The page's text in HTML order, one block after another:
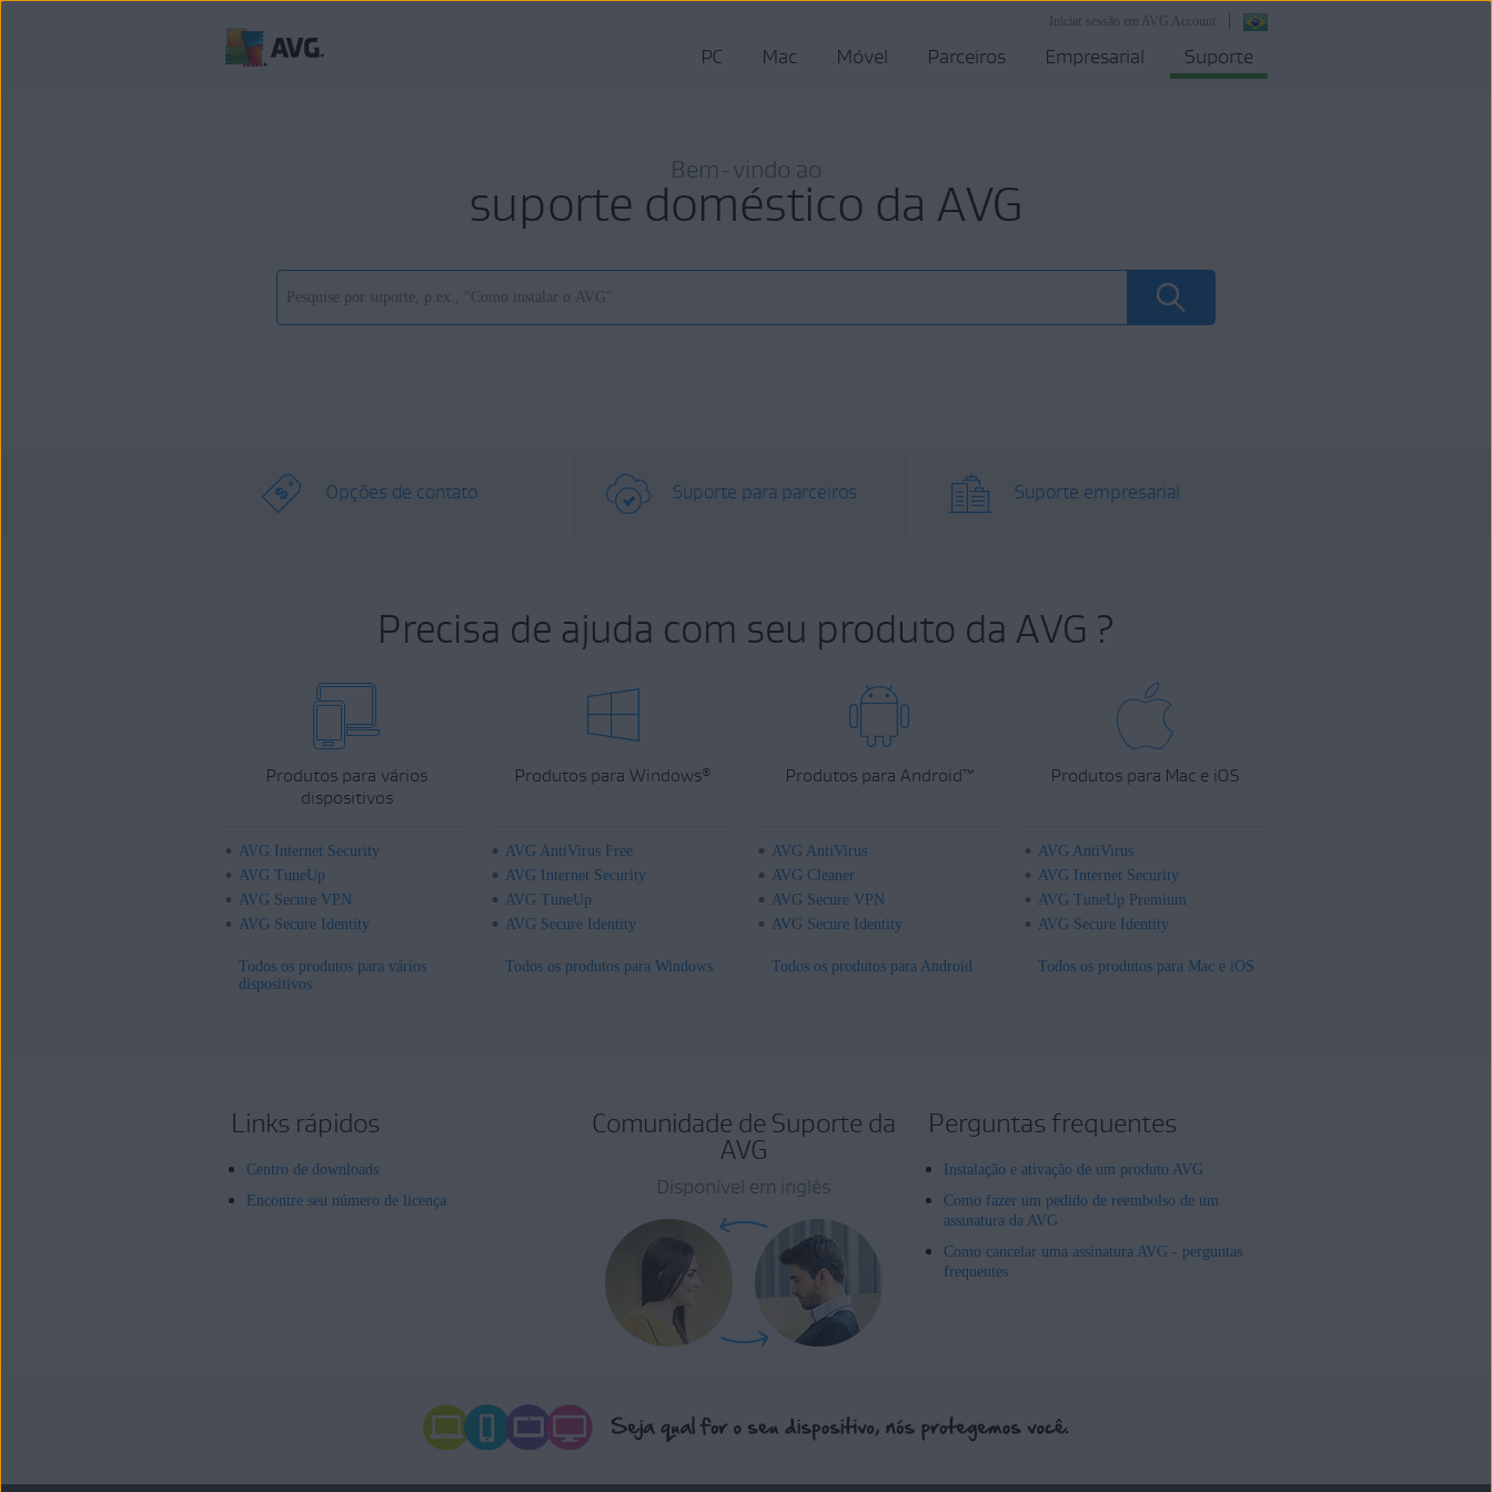
Iniciar sessão em AVG Account
PC Mac Móvel Parceiros Empresarial Suporte
Bem-vindo ao
suporte doméstico da AVG
Opções de contato Suporte para parceiros Suporte empresarial
Precisa de ajuda com seu produto da AVG ?
Produtos para vários
dispositivos
AVG Internet Security
AVG TuneUp
AVG Secure VPN
AVG Secure Identity
Todos os produtos para vários
dispositivos
Produtos para Windows®
AVG AntiVirus Free
AVG Internet Security
AVG TuneUp
AVG Secure Identity
Todos os produtos para Windows
Produtos para Android™
AVG AntiVirus
AVG Cleaner
AVG Secure VPN
AVG Secure Identity
Todos os produtos para Android
Produtos para Mac e iOS
AVG AntiVirus
AVG Internet Security
AVG TuneUp Premium
AVG Secure Identity
Todos os produtos para Mac e iOS
Links rápidos
Centro de downloads
Encontre seu número de licença
Comunidade de Suporte da
AVG
Disponível em inglês
Perguntas frequentes
Instalação e ativação de um produto AVG
Como fazer um pedido de reembolso de um
assinatura da AVG
Como cancelar uma assinatura AVG - perguntas
frequentes